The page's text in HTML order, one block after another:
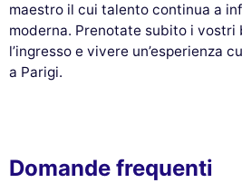
maestro il cui talento continua a
moderna. Prenotate subito i
l’ingresso e vivere un’esperienza
a Parigi.
Domande frequenti